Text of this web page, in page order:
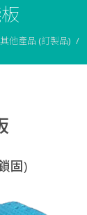
其他產品 (訂製品)
固)